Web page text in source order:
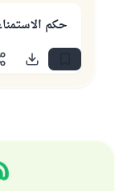
حكم